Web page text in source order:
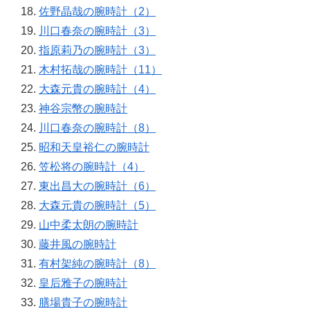
佐野晶哉の腕時計（2）
川口春奈の腕時計（3）
指原莉乃の腕時計（3）
木村拓哉の腕時計（11）
大森元貴の腕時計（4）
神谷宗幣の腕時計
川口春奈の腕時計（8）
昭和天皇裕仁の腕時計
笠松将の腕時計（4）
東出昌大の腕時計（6）
大森元貴の腕時計（5）
山中柔太朗の腕時計
藤井風の腕時計
有村架純の腕時計（8）
皇后雅子の腕時計
膳場貴子の腕時計